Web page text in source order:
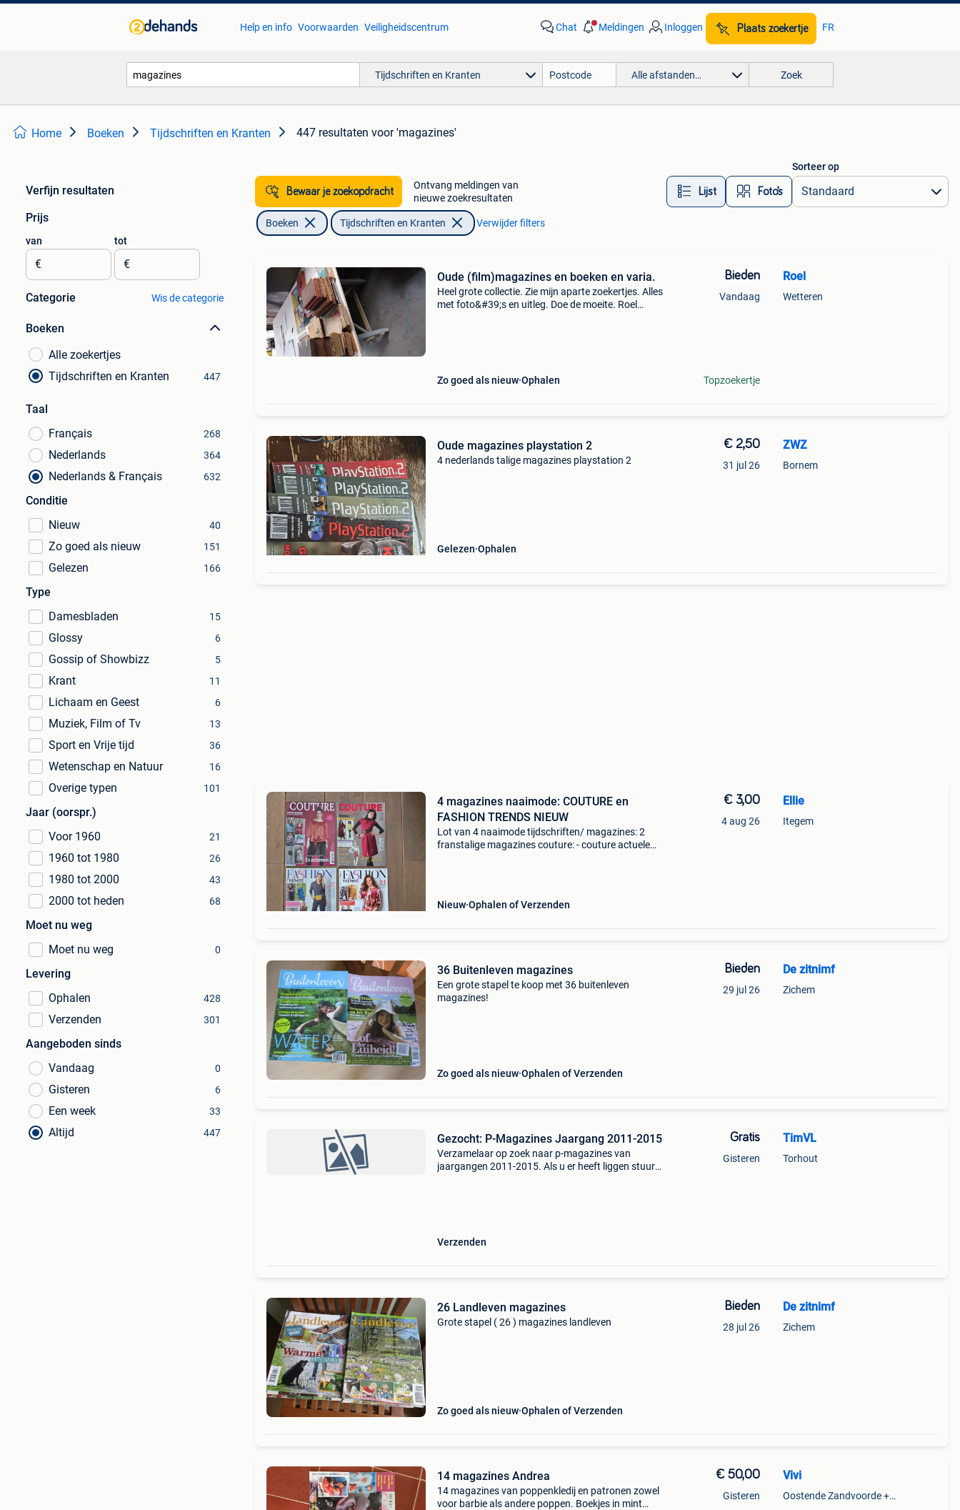
Help en info Voorwaarden Veiligheidscentrum Chat Meldingen Inloggen Plaats zoekertje FR
Tijdschriften en Kranten Alle afstanden… Zoek
Home Boeken Tijdschriften en Kranten 447 resultaten voor 'magazines'
Verfijn resultaten
Prijs
van
€
tot
€
Categorie Wis de categorie
Boeken
Alle zoekertjes
Tijdschriften en Kranten
447
Taal
Français
268
Nederlands 364
Nederlands & Français 632
Conditie
Nieuw
40
Zo goed als nieuw 151
Gelezen 166
Type
Damesbladen
15
Glossy 6
Gossip of Showbizz 5
Krant 11
Lichaam en Geest 6
Muziek, Film of Tv 13
Sport en Vrije tijd 36
Wetenschap en Natuur 16
Overige typen 101
Jaar (oorspr.)
Voor 1960
21
1960 tot 1980 26
1980 tot 2000 43
2000 tot heden 68
Moet nu weg
Moet nu weg
0
Levering
Ophalen
428
Verzenden 301
Aangeboden sinds
Vandaag
0
Gisteren 6
Een week 33
Altijd 447
Bewaar je zoekopdracht
Ontvang meldingen van
nieuwe zoekresultaten
Lijst Foto’s
Sorteer op
Boeken Tijdschriften en Kranten Verwijder filters
Oude (film)magazines en boeken en varia.
Heel grote collectie. Zie mijn aparte zoekertjes. Alles
met foto&#39;s en uitleg. Doe de moeite. Roel
Zo goed als nieuw Ophalen
Bieden
Vandaag
Topzoekertje
Roel
Wetteren
Oude magazines playstation 2
4 nederlands talige magazines playstation 2
Gelezen Ophalen
€ 2,50
31 jul 26
ZWZ
Bornem
4 magazines naaimode: COUTURE en
FASHION TRENDS NIEUW
Lot van 4 naaimode tijdschriften/ magazines: 2
franstalige magazines couture: - couture actuele
Nieuw Ophalen of Verzenden
€ 3,00
4 aug 26
Ellie
Itegem
36 Buitenleven magazines
Een grote stapel te koop met 36 buitenleven
magazines!
Zo goed als nieuw Ophalen of Verzenden
Bieden
29 jul 26
De zitnimf
Zichem
Gezocht: P-Magazines Jaargang 2011-2015
Verzamelaar op zoek naar p-magazines van
jaargangen 2011-2015. Als u er heeft liggen stuur
Verzenden
Gratis
Gisteren
TimVL
Torhout
26 Landleven magazines
Grote stapel ( 26 ) magazines landleven
Zo goed als nieuw Ophalen of Verzenden
Bieden
28 jul 26
De zitnimf
Zichem
14 magazines Andrea
14 magazines van poppenkledij en patronen zowel
voor barbie als andere poppen. Boekjes in mint
€ 50,00
Gisteren
Vivi
Oostende Zandvoorde +Oostende